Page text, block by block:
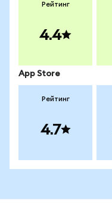
Рейтинг
4.4
App Store
Рейтинг
4.7